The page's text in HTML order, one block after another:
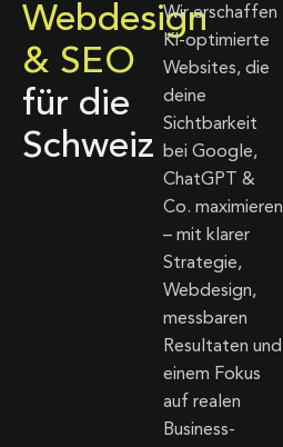
Webdesign
& SEO
für die
Schweiz
Wir erschaffen
KI-optimierte
Websites, die
deine
Sichtbarkeit
bei Google,
ChatGPT &
Co. maximieren
– mit klarer
Strategie,
Webdesign,
messbaren
Resultaten und
einem Fokus
auf realen
Business-